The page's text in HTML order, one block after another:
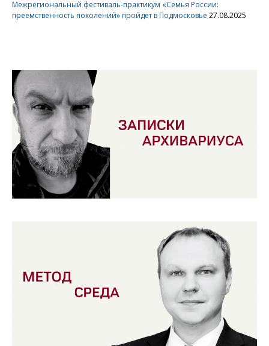
Межрегиональный фестиваль-практикум «Семья России:
преемственность поколений» пройдет в Подмосковье 27.08.2025